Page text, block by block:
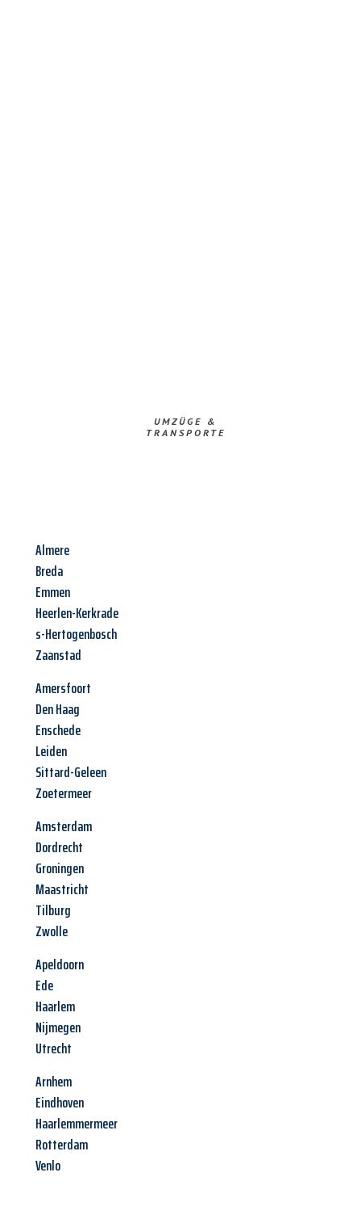
UMZÜGE &
TRANSPORTE
Almere
Breda
Emmen
Heerlen-Kerkrade
s-Hertogenbosch
Zaanstad
Amersfoort
Den Haag
Enschede
Leiden
Sittard-Geleen
Zoetermeer
Amsterdam
Dordrecht
Groningen
Maastricht
Tilburg
Zwolle
Apeldoorn
Ede
Haarlem
Nijmegen
Utrecht
Arnhem
Eindhoven
Haarlemmermeer
Rotterdam
Venlo